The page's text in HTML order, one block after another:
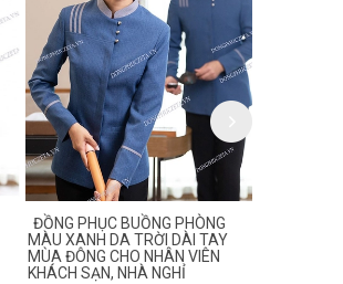
ĐỒNG PHỤC BUỒNG PHÒNG
MÀU XANH DA TRỜI DÀI TAY
MÙA ĐÔNG CHO NHÂN VIÊN
KHÁCH SẠN, NHÀ NGHỈ